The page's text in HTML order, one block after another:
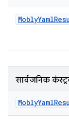
MoblyYaml
सार्वजनिक
MoblyYaml